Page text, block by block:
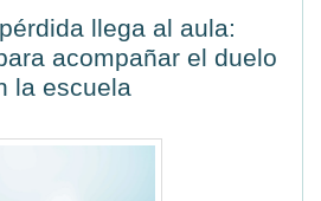
llega al aula:
acompañar el duelo
la escuela